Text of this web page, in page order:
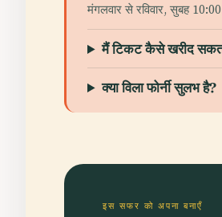
मंगलवार से रविवार, सुबह
मैं टिकट कैसे खरीद
क्या विला फोर्नी सुलभ है?
इस सफर को अपना बनाएँ